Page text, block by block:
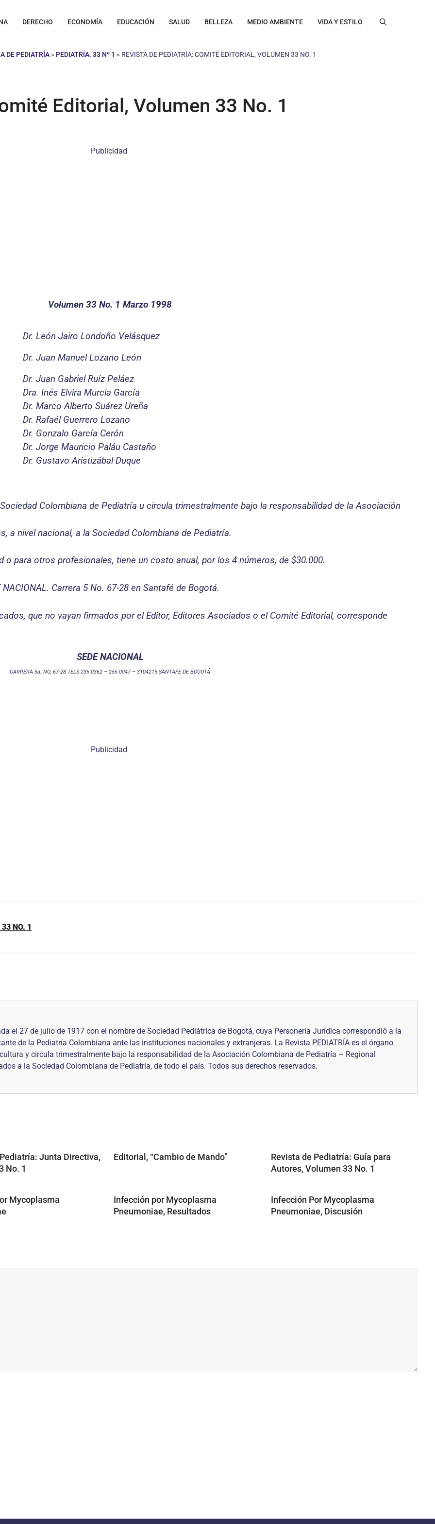
DERECHO ECONOMÍA EDUCACIÓN SALUD BELLEZA MEDIO AMBIENTE VIDA Y ESTILO
DE PEDIATRÍA » PEDIATRÍA. 33 Nº 1 » REVISTA DE PEDIATRÍA: COMITÉ EDITORIAL, VOLUMEN 33 NO. 1
Editorial, Volumen 33 No. 1
Publicidad
Volumen 33 No. 1 Marzo 1998
Dr. León Jairo Londoño Velásquez
Dr. Juan Manuel Lozano León
Dr. Juan Gabriel Ruíz Peláez
Dra. Inés Elvira Murcia García
Dr. Marco Alberto Suárez Ureña
Dr. Rafaél Guerrero Lozano
Dr. Gonzalo García Cerón
Dr. Jorge Mauricio Paláu Castaño
Dr. Gustavo Aristizábal Duque
Colombiana de Pediatría u circula trimestralmente bajo la responsabilidad de la Asociación
a nivel nacional, a la Sociedad Colombiana de Pediatría.
para otros profesionales, tiene un costo anual, por los 4 números, de $30.000.
Carrera 5 No. 67-28 en Santafé de Bogotá.
que no vayan firmados por el Editor, Editores Asociados o el Comité Editorial, corresponde
SEDE NACIONAL
CARRERA 5a. NO. 67-28 TELS 235 0362 – 255 0047 – 3104215 SANTAFE DE BOGOTÁ
Publicidad
NO. 1
el 27 de julio de 1917 con el nombre de Sociedad Pediátrica de Bogotá, cuya Personería Jurídica correspondió a la
de la Pediatría Colombiana ante las instituciones nacionales y extranjeras. La Revista PEDIATRÍA es el órgano
y circula trimestralmente bajo la responsabilidad de la Asociación Colombiana de Pediatría – Regional
a la Sociedad Colombiana de Pediatría, de todo el país. Todos sus derechos reservados.
Junta Directiva,
No. 1
Editorial, “Cambio de Mando”
Revista de Pediatría: Guía para
Autores, Volumen 33 No. 1
Mycoplasma
Infección por Mycoplasma
Pneumoniae, Resultados
Infección Por Mycoplasma
Pneumoniae, Discusión